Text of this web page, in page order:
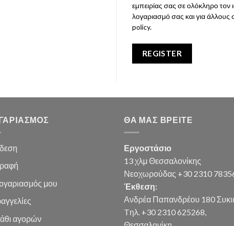
εμπειρίας σας σε ολόκληρο τον
λογαριασμό σας και για
policy.
REGISTER
μου
αγορών
ΘΑ ΜΑΣ ΒΡΕΊΤΕ
Εργοστάσιο
13 χλμ Θεσσαλονίκης
Νεοχωρούδας +30 2310
Έκθεση:
Ανδρέα Παπανδρέου 180
Tηλ. +30 2310 625268,